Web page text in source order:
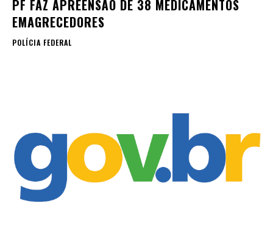
PF FAZ APREENSÃO DE 38 MEDICAMENTOS
EMAGRECEDORES
POLÍCIA FEDERAL